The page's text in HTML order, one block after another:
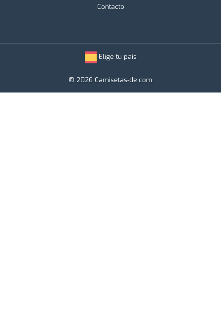
Contacto
Elige tu país
© 2026 Camisetas-de.com